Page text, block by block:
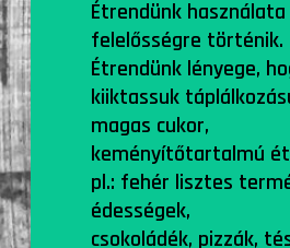
Étrendünk
felelősségre történik.
Étrendünk lényege,
kiiktassuk
magas cukor,
keményítőtartalmú
pl.: fehér lisztes
édességek,
csokoládék, pizzák,